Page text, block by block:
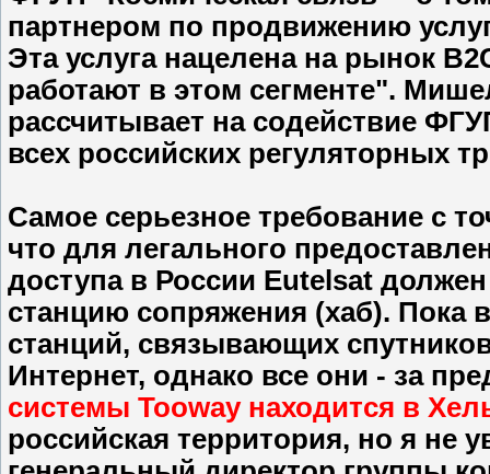
партнером по продвижению
Эта услуга нацелена на рынок
работают в этом сегменте".
рассчитывает на содействие
всех российских регуляторных
Самое серьезное требование с
что для легального
доступа в России Eutelsat
станцию сопряжения (хаб). Пока
станций, связывающих
Интернет, однако все они - за
системы Tooway находится в
российская территория, но я не